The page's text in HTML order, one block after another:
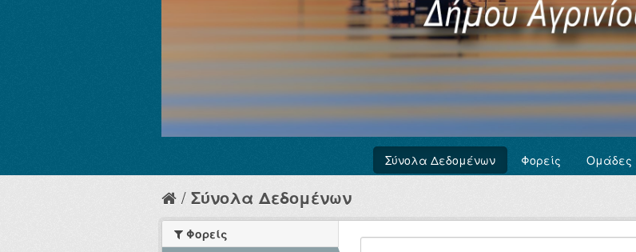
Σύνολα Δεδομένων Φορείς Ομάδες
Σύνολα Δεδομένων
Φορείς